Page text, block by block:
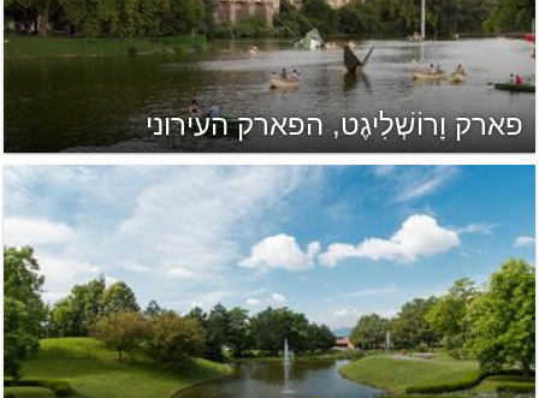
פארק וָרוֹשְׁלִיגֶט, הפארק העירוני